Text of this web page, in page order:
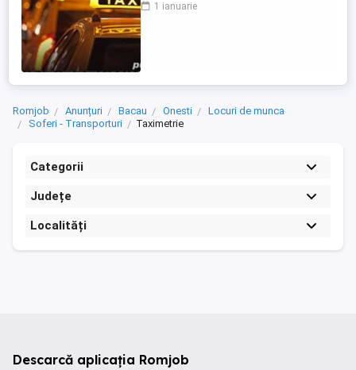
1 ianuarie
Romjob Anunțuri Bacau Onesti
Locuri de munca
Soferi - Transporturi
Taximetrie
Categorii
Județe
Localități
Descarcă aplicația Romjob